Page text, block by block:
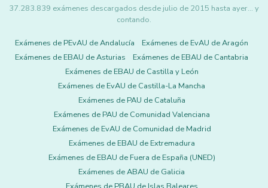
37.283.839 exámenes descargados desde julio de 2015 hasta ayer... y
contando.
Exámenes de PEvAU de Andalucía
Exámenes de EvAU de Aragón
Exámenes de EBAU de Asturias
Exámenes de EBAU de Cantabria
Exámenes de EBAU de Castilla y León
Exámenes de EvAU de Castilla-La Mancha
Exámenes de PAU de Cataluña
Exámenes de PAU de Comunidad Valenciana
Exámenes de EvAU de Comunidad de Madrid
Exámenes de EBAU de Extremadura
Exámenes de EBAU de Fuera de España (UNED)
Exámenes de ABAU de Galicia